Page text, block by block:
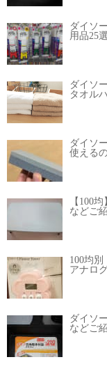
ダイソ
用品25
ダイソ
タオル
ダイソ
使える
【100
などご
100均
アナロ
ダイソ
などご